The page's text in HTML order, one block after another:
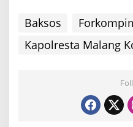
Baksos
Kapolresta Malang